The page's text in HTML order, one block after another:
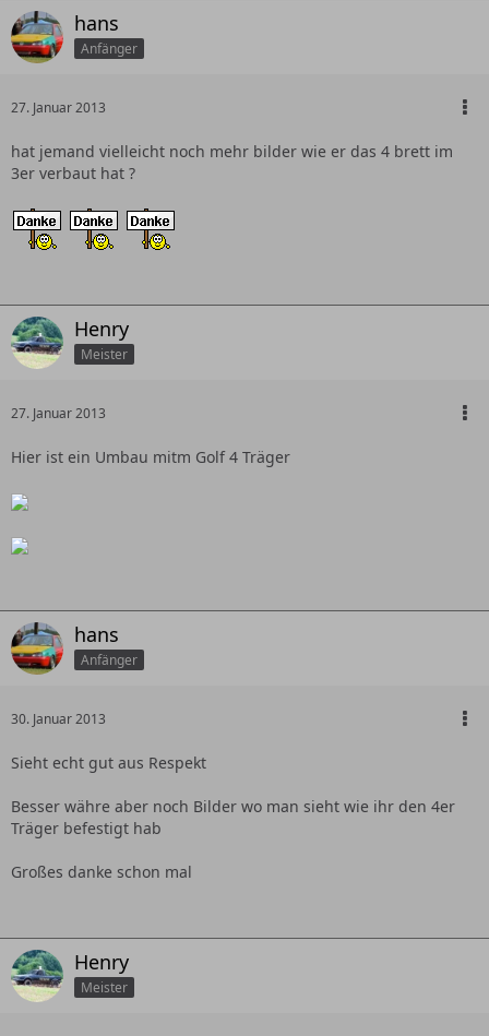
hans
Anfänger
27. Januar 2013
hat jemand vielleicht noch mehr bilder wie er das 4 brett im
3er verbaut hat ?
Henry
Meister
27. Januar 2013
Hier ist ein Umbau mitm Golf 4 Träger
hans
Anfänger
30. Januar 2013
Sieht echt gut aus Respekt
Besser währe aber noch Bilder wo man sieht wie ihr den 4er
Träger befestigt hab
Großes danke schon mal
Henry
Meister